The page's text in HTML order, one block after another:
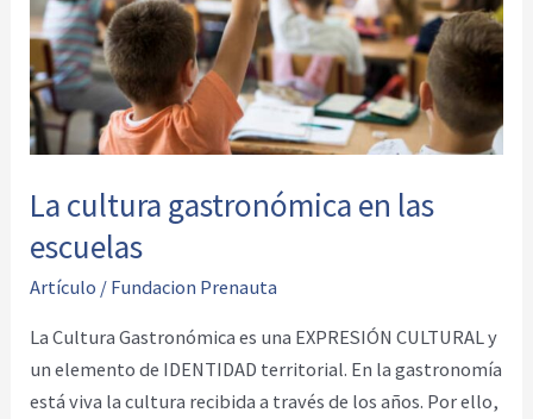
La cultura gastronómica en las
escuelas
Artículo / Fundacion Prenauta
La Cultura Gastronómica es una EXPRESIÓN CULTURAL y
un elemento de IDENTIDAD territorial. En la gastronomía
está viva la cultura recibida a través de los años. Por ello,